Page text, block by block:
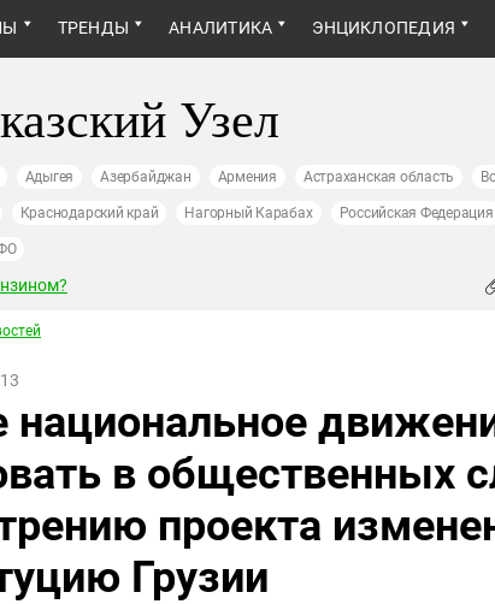
ТРЕНДЫ АНАЛИТИКА ЭНЦИКЛОПЕДИЯ
Узел
Адыгея Азербайджан Армения Астраханская область
Краснодарский край Нагорный Карабах Российская Федерация
национальное
в общественных
проекта
Грузии